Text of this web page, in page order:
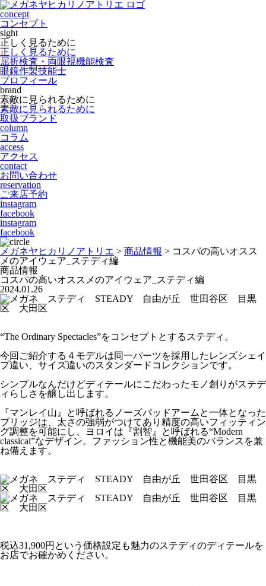
concept
コンセプト
sight
正しく見るために
正しく見るために
屈折検査・両眼視機能検査
眼鏡作製技能士
プロフィール
brand
素敵に見られるために
素敵に見られるために
取扱ブランド
column
コラム
access
アクセス
contact
お問い合わせ
reservation
ご来店予約
instagram
facebook
instagram
facebook
メガネヤヒカリノアトリエ > 商品情報 > コスパの高いオスス
メのアイウェア_ステディ編
商品情報
コスパの高いオススメのアイウェア_ステディ編
2024.01.26
“The Ordinary Spectacles”をコンセプトとするステディ。
今回ご紹介する４モデルは同一パーツを採用したレンズシェイ
プ違い、サイズ違いのスタンダードコレクションです。
シンプルなんだけどディテールにこだわったモノ創りがステデ
ィらしさを醸し出します。
『マンレイ山』と呼ばれるノーズパッドアームと一体となった
ブリッジは、太さの強弱がつけてあり精度の高いフィッティン
グ調整を可能にし、ヨロイは『割智』と呼ばれる“Modern
classical”なデザイン。ファッション性と機能美のバランスを兼
ね備えます。
税込31,900円という価格設定も魅力のステディのディテールを
お店でお確かめください。